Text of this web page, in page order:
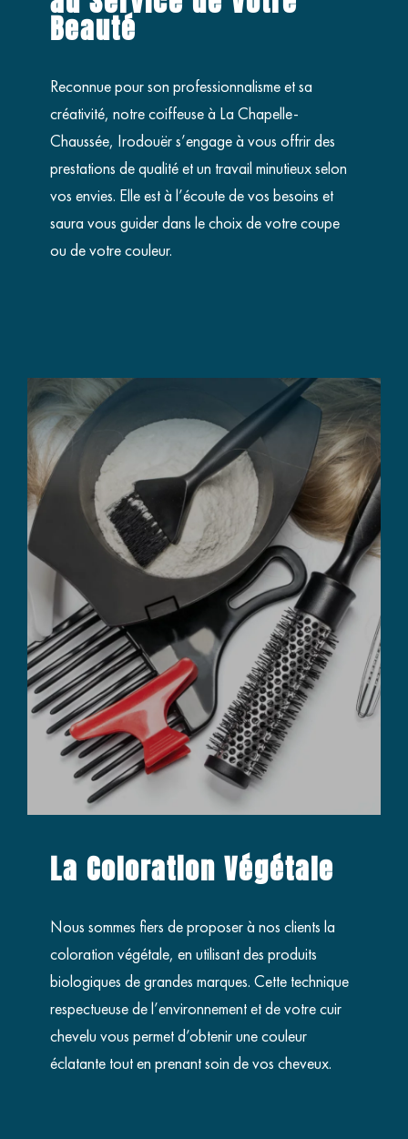
Beauté
Reconnue pour son professionnalisme et sa
créativité, notre coiffeuse à La Chapelle-
Chaussée, Irodouër s’engage à vous offrir des
prestations de qualité et un travail minutieux selon
vos envies. Elle est à l’écoute de vos besoins et
saura vous guider dans le choix de votre coupe
ou de votre couleur.
La Coloration Végétale
Nous sommes fiers de proposer à nos clients la
coloration végétale, en utilisant des produits
biologiques de grandes marques. Cette technique
respectueuse de l’environnement et de votre cuir
chevelu vous permet d’obtenir une couleur
éclatante tout en prenant soin de vos cheveux.